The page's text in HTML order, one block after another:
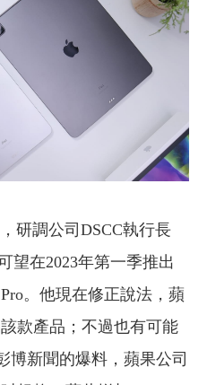
研調公司DSCC執行長
望在2023年第一季推出
。他現在修正說法，蘋
款產品；不過也有可能
博新聞的爆料，蘋果公司